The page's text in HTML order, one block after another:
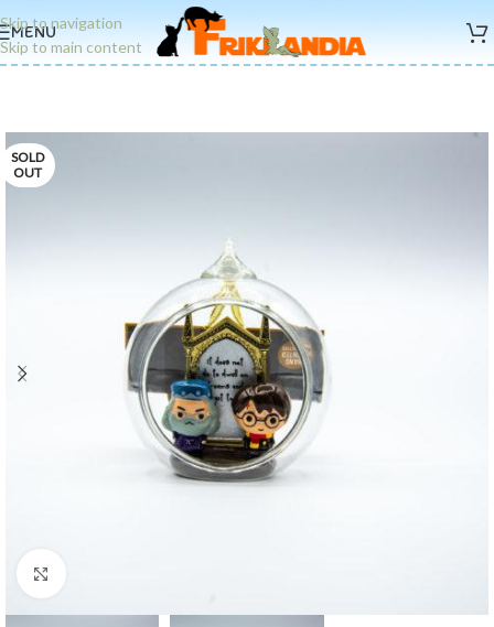
Skip to navigation
Skip to main content
MENU
SOLD
OUT